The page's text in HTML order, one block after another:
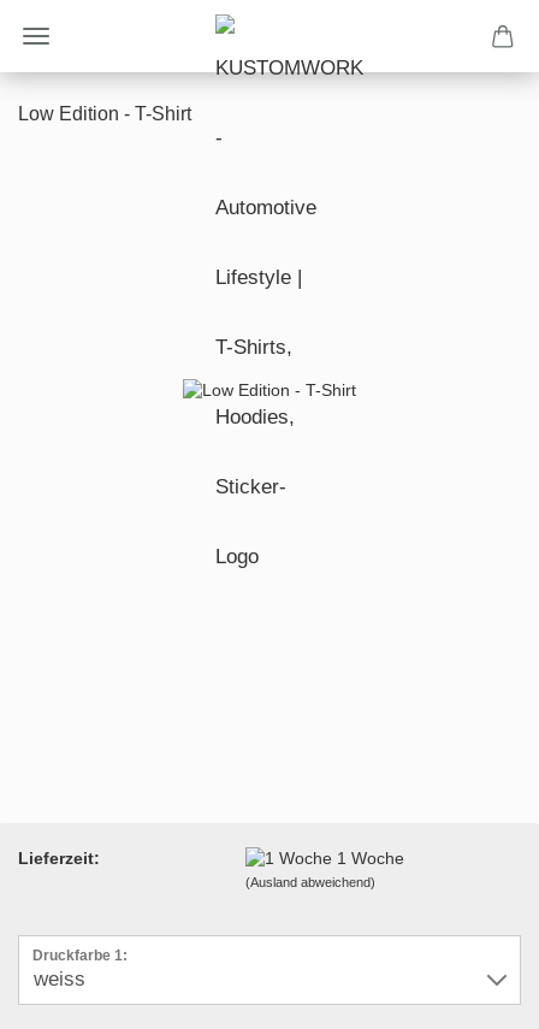
Low Edition - T-Shirt
Lieferzeit: 1 Woche
(Ausland abweichend)
Druckfarbe 1: